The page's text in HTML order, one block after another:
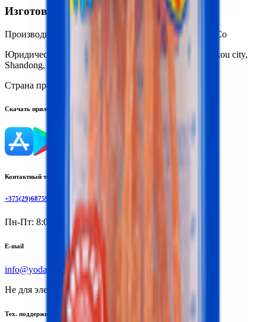
Изготовитель
Производитель:
Longkou Sanming Aquatic Foodstuffs Co
Юридический адрес:
Ltd. 265707 Shiliang town, Longkou city,
Shandong, China, Китайская Народная Республика
Страна производства:
Скачать приложение
Контактный телефон
+375(29)6875999
Пн-Пт: 8:00 - 17:00
E-mail
info@yoda.by
Не для электронных обращений
Тех. поддержка